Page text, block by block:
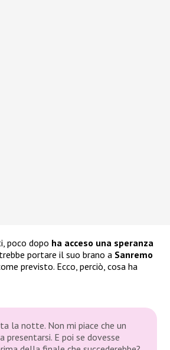
poco dopo ha acceso una speranza
portare il suo brano a Sanremo
previsto. Ecco, perciò, cosa ha
la notte. Non mi piace che un
presentarsi. E poi se dovesse